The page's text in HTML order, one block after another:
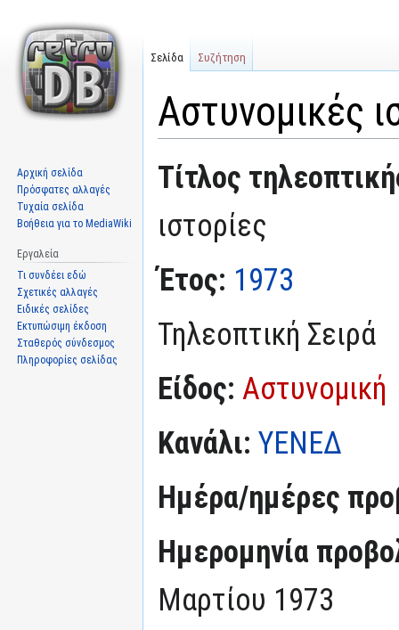
Αστυνομικές
Μετάβαση
στην
Πήδηση
στην
Τίτλος
ιστορίες
Έτος: 1973
Τηλεοπτική Σειρά
Είδος: Αστυνομική
Κανάλι: ΥΕΝΕΔ
Ημέρα/ημέρες
Ημερομηνία
Μαρτίου 1973
Σελίδα Συζήτηση
Αρχική σελίδα
Πρόσφατες αλλαγές
Τυχαία σελίδα
Βοήθεια για το MediaWiki
Εργαλεία
Τι συνδέει εδώ
Σχετικές αλλαγές
Ειδικές σελίδες
Εκτυπώσιμη έκδοση
Σταθερός σύνδεσμος
Πληροφορίες σελίδας